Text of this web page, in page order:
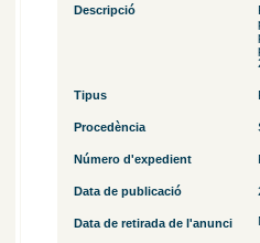
Descripció
Tipus
Procedència
Número d'expedient
Data de publicació
Data de retirada de l'anunci